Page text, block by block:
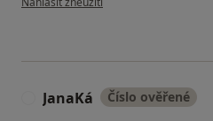
JanaKá Číslo ověřené